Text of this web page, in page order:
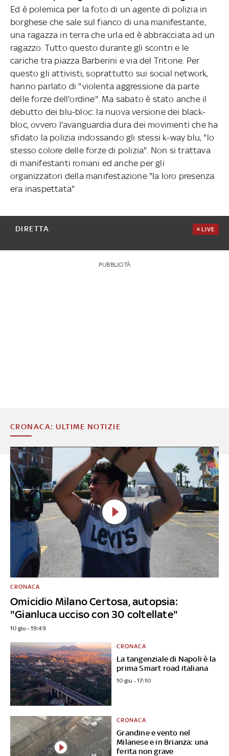
Ed è polemica per la foto di un agente di polizia in
borghese che sale sul fianco di una manifestante,
una ragazza in terra che urla ed è abbracciata ad un
ragazzo. Tutto questo durante gli scontri e le
cariche tra piazza Barberini e via del Tritone. Per
questo gli attivisti, soprattutto sui social network,
hanno parlato di "violenta aggressione da parte
delle forze dell'ordine". Ma sabato è stato anche il
debutto dei blu-bloc: la nuova versione dei black-
bloc, ovvero l'avanguardia dura dei movimenti che ha
sfidato la polizia indossando gli stessi k-way blu, "lo
stesso colore delle forze di polizia". Non si trattava
di manifestanti romani ed anche per gli
organizzatori della manifestazione "la loro presenza
era inaspettata"
DIRETTA LIVE
PUBBLICITÀ
CRONACA: ULTIME NOTIZIE
Omicidio Milano Certosa, autopsia:
"Gianluca ucciso con 30 coltellate"
CRONACA
10 giu - 19:49
La tangenziale di Napoli è la
prima Smart road italiana
CRONACA
10 giu - 17:10
Grandine e vento nel
Milanese e in Brianza: una
ferita non grave
CRONACA